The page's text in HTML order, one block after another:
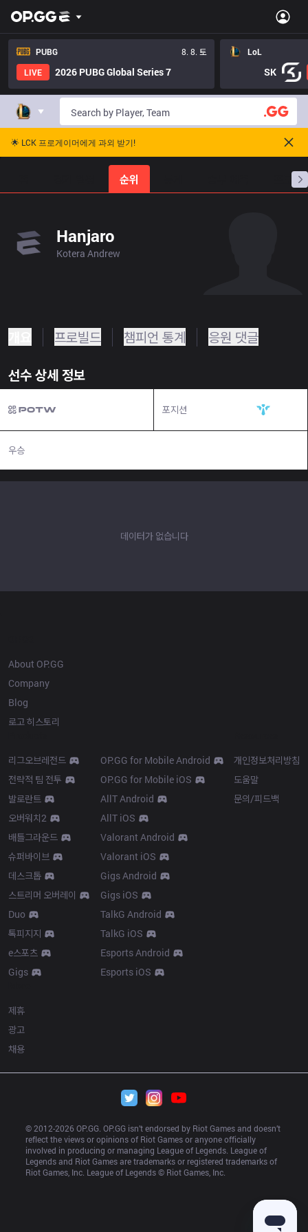
PUBG
8. 8. 토
LIVE
2026 PUBG Global Series 7
LoL
SK
🌟 LCK 프로게이머에게 과외 받기!
순위 프로빌
Hanjaro
Kotera Andrew
프로빌드 챔피언 통계 응원 댓글
선수 상세 정보
포지션
우승
데이터가 없습니다
About OP.GG
Company
Blog
로고 히스토리
리그오브레전드
전략적 팀 전투
발로란트
오버워치2
배틀그라운드
슈퍼바이브
데스크톱
스트리머 오버레이
Duo
톡피지지
e스포츠
Gigs
OP.GG for Mobile Android
OP.GG for Mobile iOS
AllT Android
AllT iOS
Valorant Android
Valorant iOS
Gigs Android
Gigs iOS
TalkG Android
TalkG iOS
Esports Android
Esports iOS
개인정보처리방침
도움말
문의/피드백
제휴
광고
채용
© 2012-2026 OP.GG. OP.GG isn’t endorsed by Riot Games and doesn’t
reflect the views or opinions of Riot Games or anyone officially
involved in producing or managing League of Legends. League of
Legends and Riot Games are trademarks or registered trademarks of
Riot Games, Inc. League of Legends © Riot Games, Inc.